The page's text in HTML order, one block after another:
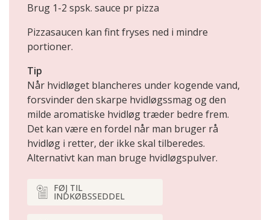
Brug 1-2 spsk. sauce pr pizza
Pizzasaucen kan fint fryses ned i mindre
portioner.
Tip
Når hvidløget blancheres under kogende vand,
forsvinder den skarpe hvidløgssmag og den
milde aromatiske hvidløg træder bedre frem.
Det kan være en fordel når man bruger rå
hvidløg i retter, der ikke skal tilberedes.
Alternativt kan man bruge hvidløgspulver.
FØJ TIL
INDKØBSSEDDEL